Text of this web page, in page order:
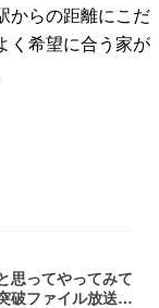
からの距離にこだ
く希望に合う家が
思ってやってみて
破ファイル放送で